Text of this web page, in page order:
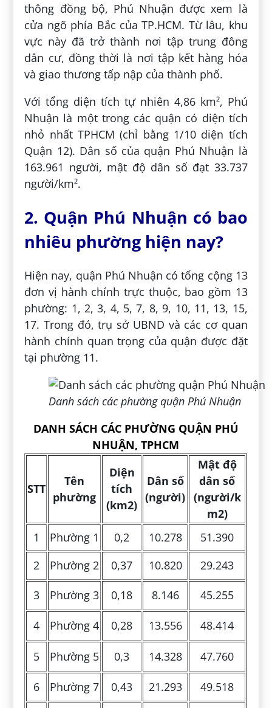
thông đồng bộ, Phú Nhuận được xem là
cửa ngõ phía Bắc của TP.HCM. Từ lâu, khu
vực này đã trở thành nơi tập trung đông
dân cư, đồng thời là nơi tập kết hàng hóa
và giao thương tấp nập của thành phố.
Với tổng diện tích tự nhiên 4,86 km², Phú
Nhuận là một trong các quận có diện tích
nhỏ nhất TPHCM (chỉ bằng 1/10 diện tích
Quận 12). Dân số của quận Phú Nhuận là
163.961 người, mật độ dân số đạt 33.737
người/km².
2. Quận Phú Nhuận có bao
nhiêu phường hiện nay?
Hiện nay, quận Phú Nhuận có tổng cộng 13
đơn vị hành chính trực thuộc, bao gồm 13
phường: 1, 2, 3, 4, 5, 7, 8, 9, 10, 11, 13, 15,
17. Trong đó, trụ sở UBND và các cơ quan
hành chính quan trọng của quận được đặt
tại phường 11.
Danh sách các phường quận Phú Nhuận
DANH SÁCH CÁC PHƯỜNG QUẬN PHÚ
NHUẬN, TPHCM
STT
Tên
phường
Diện
tích
(km2)
Dân số
(người)
Mật độ
dân số
(người/k
m2)
1
Phường 1 0,2 10.278
51.390
2
Phường 2 0,37 10.820 29.243
3 Phường 3 0,18 8.146 45.255
4 Phường 4 0,28 13.556 48.414
5 Phường 5 0,3 14.328 47.760
6 Phường 7 0,43 21.293
49.518